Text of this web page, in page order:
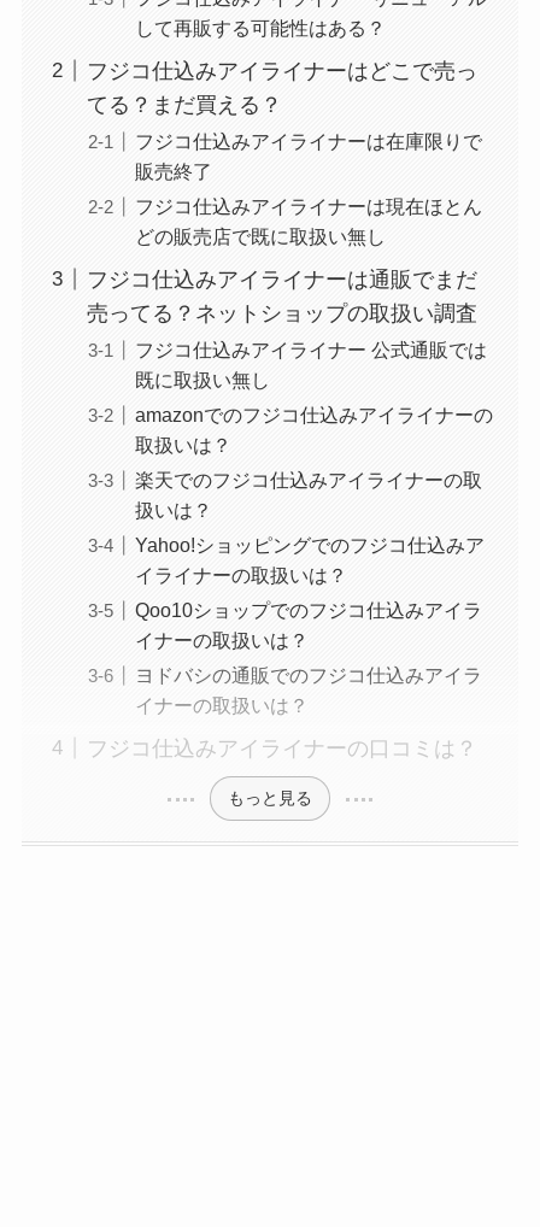
して再販する可能性はある？
フジコ仕込みアイライナーはどこで売っ
てる？まだ買える？
フジコ仕込みアイライナーは在庫限りで
販売終了
フジコ仕込みアイライナーは現在ほとん
どの販売店で既に取扱い無し
フジコ仕込みアイライナーは通販でまだ
売ってる？ネットショップの取扱い調査
フジコ仕込みアイライナー 公式通販では
既に取扱い無し
amazonでのフジコ仕込みアイライナーの
取扱いは？
楽天でのフジコ仕込みアイライナーの取
扱いは？
Yahoo!ショッピングでのフジコ仕込みア
イライナーの取扱いは？
Qoo10ショップでのフジコ仕込みアイラ
イナーの取扱いは？
ヨドバシの通販でのフジコ仕込みアイラ
イナーの取扱いは？
フジコ仕込みアイライナーの口コミは？
もっと見る